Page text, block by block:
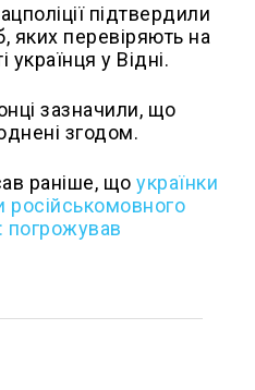
підтвердили
яких перевіряють на
українця у Відні.
зазначили, що
згодом.
раніше, щоукраїнки
російськомовного
погрожував